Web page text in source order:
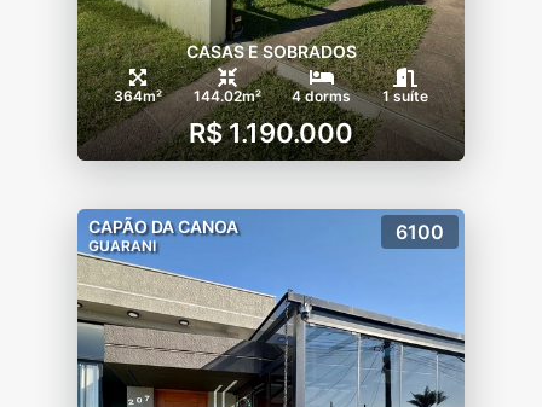
CASAS E SOBRADOS
364m² 144.02m² 4 dorms 1 suíte
R$ 1.190.000
CAPÃO DA CANOA
GUARANI
6100